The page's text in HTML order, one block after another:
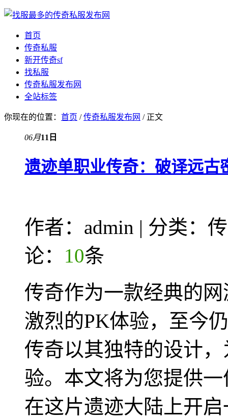
首页
传奇私服
新开传奇sf
找私服
传奇私服发布网
全站标签
你现在的位置： 首页 /传奇私服发布网 / 正文
06月11日
遗迹单职业传奇：破译远古
作者：admin | 分类：
论： 10条
传奇作为一款经典的
激烈的PK体验，至今
传奇以其独特的设计
验。本文将为您提供
在这片遗迹大陆上开